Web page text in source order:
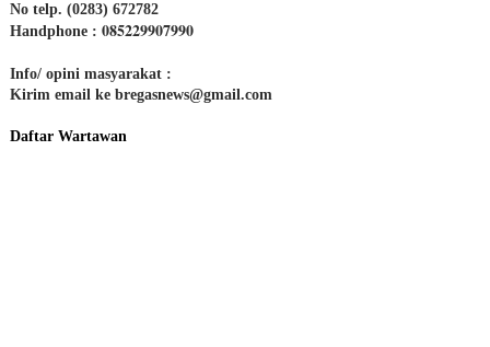
No telp. (0283) 672782
Handphone : 085229907990
Info/ opini masyarakat :
Kirim email ke bregasnews@gmail.com
Daftar Wartawan